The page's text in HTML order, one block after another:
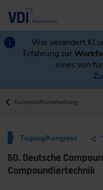
Wie verändert KI
Erfahrung zur
eines von
Kunststoffverarbeitung
Tagung/Kongress
50. Deutsche
Compoundiertechnik